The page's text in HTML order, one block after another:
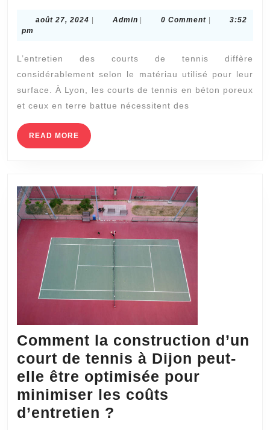
d’un
de
tennis
en
poreux
à
diffère-
t-
il
de
celui
court
terre
battue
?
août 27, 2024 août
| AdminAdmin
| 0 Comment |
3:52
pm
L’entretien des courts de tennis diffère
considérablement selon le matériau utilisé pour leur
surface. À Lyon, les courts de tennis en béton poreux
et ceux en terre battue nécessitent des
READ MORE READ
MORE
Comment la construction d’un
court de tennis à Dijon peut-
elle être optimisée pour
minimiser les coûts
d’entretien ?